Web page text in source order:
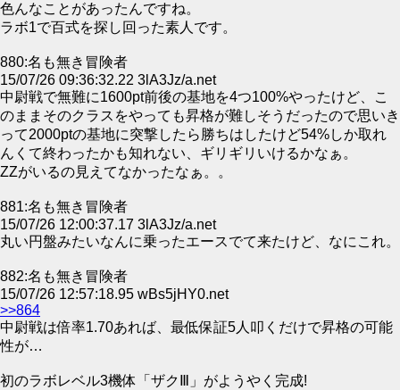
色んなことがあったんですね。
ラボ1で百式を探し回った素人です。
880:名も無き冒険者
15/07/26 09:36:32.22 3lA3Jz/a.net
中尉戦で無難に1600pt前後の基地を4つ100%やったけど、こ
のままそのクラスをやっても昇格が難しそうだったので思いき
って2000ptの基地に突撃したら勝ちはしたけど54%しか取れ
んくて終わったかも知れない、ギリギリいけるかなぁ。
ZZがいるの見えてなかったなぁ。。
881:名も無き冒険者
15/07/26 12:00:37.17 3lA3Jz/a.net
丸い円盤みたいなんに乗ったエースでて来たけど、なにこれ。
882:名も無き冒険者
15/07/26 12:57:18.95 wBs5jHY0.net
>>864
中尉戦は倍率1.70あれば、最低保証5人叩くだけで昇格の可能
性が…
初のラボレベル3機体「ザクⅢ」がようやく完成!